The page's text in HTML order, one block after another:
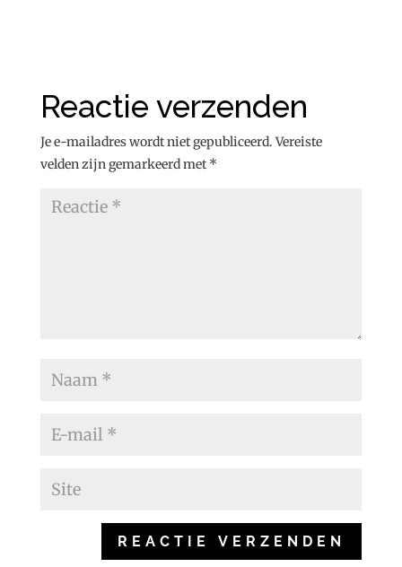
Reactie verzenden
Je e-mailadres wordt niet gepubliceerd. Vereiste
velden zijn gemarkeerd met *